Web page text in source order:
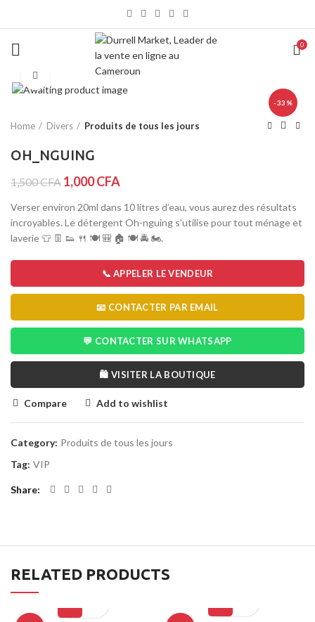
0
-33%
Click to enlarge
Home Divers Produits de tous les jours
OH_NGUING
1,500CFA 1,000CFA
Verser environ 20ml dans 10 litres d’eau, vous aurez des résultats
incroyables. Le détergent Oh-nguing s’utilise pour tout ménage et
laverie 👕 👖 👟 🍴 🍽️ 🎒 🏠 🍽️ 🚔 🏍️.
📞 APPELER LE VENDEUR
📧 CONTACTER PAR EMAIL
💬 CONTACTER SUR WHATSAPP
🛍️ VISITER LA BOUTIQUE
Compare Add to wishlist
Category: Produits de tous les jours
Tag: VIP
Share
RELATED PRODUCTS